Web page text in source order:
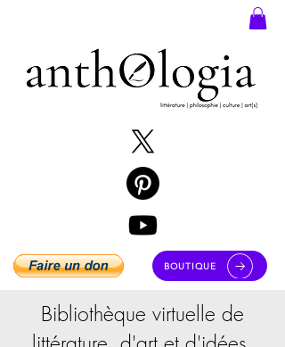
BOUTIQUE
Bibliothèque virtuelle de